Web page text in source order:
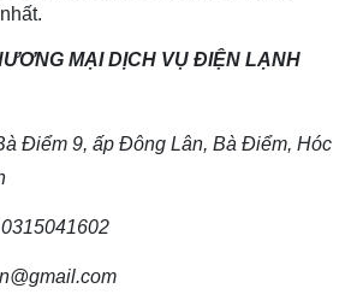
MẠI DỊCH VỤ ĐIỆN LẠNH
Điểm 9, ấp Đông Lân, Bà Điểm, Hóc